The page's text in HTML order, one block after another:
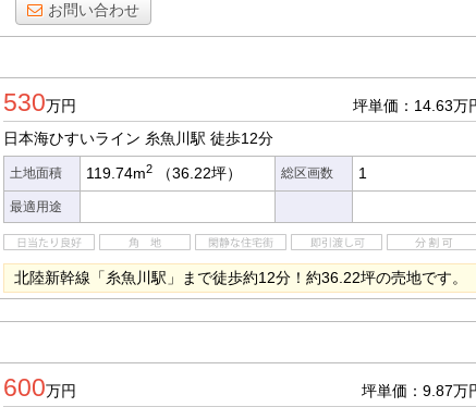
お問い合わせ
530万円
坪単価：14.63万
日本海ひすいライン 糸魚川駅 徒歩12分
土地面積 119.74m2 （36.22坪） 総区画数 1
最適用途
北陸新幹線「糸魚川駅」まで徒歩約12分！約36.22坪の売地です。
600万円
坪単価：9.87万